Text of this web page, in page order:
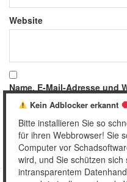
Website
Name, E-Mail-Adresse und
meinen nächsten
Kein Adblocker erkannt
Bitte installieren Sie so
für ihren Webbrowser! Sie
Computer vor
wird, und Sie schützen
intransparentem